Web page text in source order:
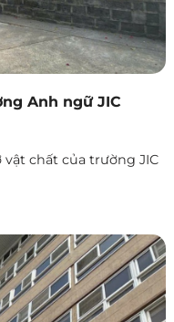
Anh ngữ JIC
chất của trường JIC